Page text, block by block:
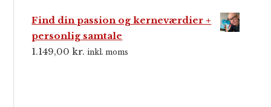
Find din passion og kerneværdier +
personlig samtale
1.149,00kr. inkl. moms